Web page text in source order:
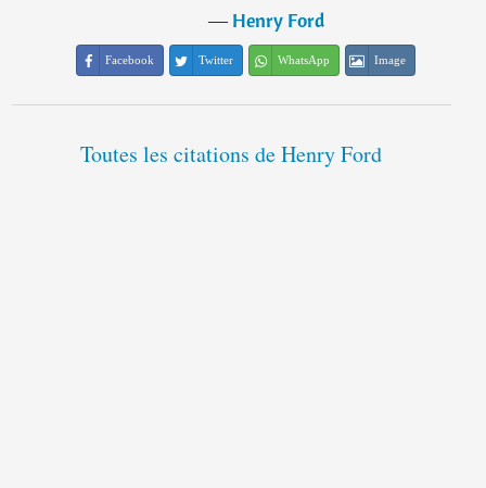
―Henry Ford
Facebook Twitter WhatsApp Image
Toutes les citations de Henry Ford